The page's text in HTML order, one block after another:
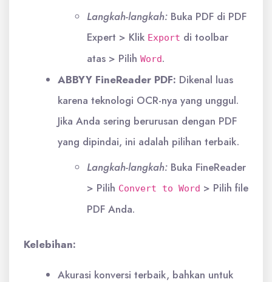
Langkah-langkah: Buka PDF di PDF
Expert > Klik Export di toolbar
atas > Pilih Word.
ABBYY FineReader PDF: Dikenal luas
karena teknologi OCR-nya yang unggul.
Jika Anda sering berurusan dengan PDF
yang dipindai, ini adalah pilihan terbaik.
Langkah-langkah: Buka FineReader
> Pilih Convert to Word > Pilih file
PDF Anda.
Kelebihan:
Akurasi konversi terbaik, bahkan untuk